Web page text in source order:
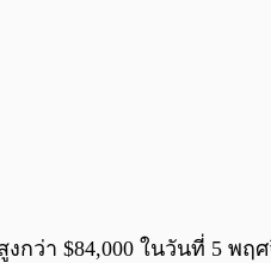
กว่า $84,000 ในวันที่ 5 พฤ